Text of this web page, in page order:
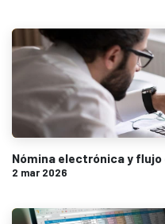
Nómina electrónica y flujo
2 mar 2026